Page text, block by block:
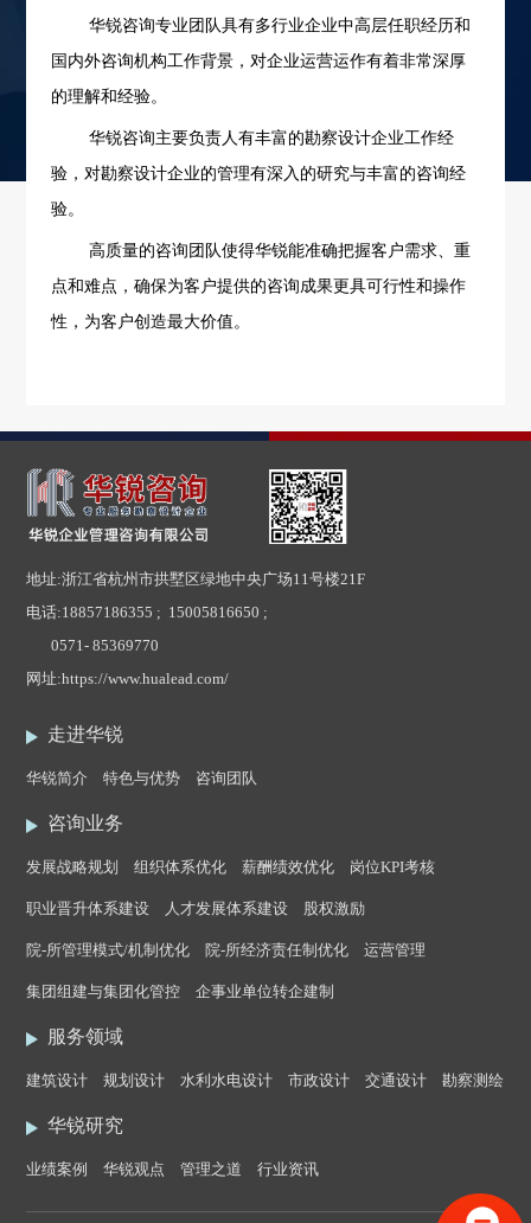
华锐咨询专业团队具有多行业企业中高层任职经历和
国内外咨询机构工作背景，对企业运营运作有着非常深厚
的理解和经验。
华锐咨询主要负责人有丰富的勘察设计企业工作经
验，对勘察设计企业的管理有深入的研究与丰富的咨询经
验。
高质量的咨询团队使得华锐能准确把握客户需求、重
点和难点，确保为客户提供的咨询成果更具可行性和操作
性，为客户创造最大价值。
走进华锐
华锐简介 特色与优势 咨询团队
咨询业务
发展战略规划 组织体系优化 薪酬绩效优化 岗位KPI考核
职业晋升体系建设 人才发展体系建设 股权激励
院-所管理模式/机制优化 院-所经济责任制优化 运营管理
集团组建与集团化管控 企事业单位转企建制
服务领域
建筑设计 规划设计 水利水电设计 市政设计 交通设计 勘察测绘
华锐研究
业绩案例 华锐观点 管理之道 行业资讯
地址:浙江省杭州市拱墅区绿地中央广场11号楼21F
电话:18857186355 ; 15005816650 ;
0571- 85369770
网址:https://www.hualead.com/